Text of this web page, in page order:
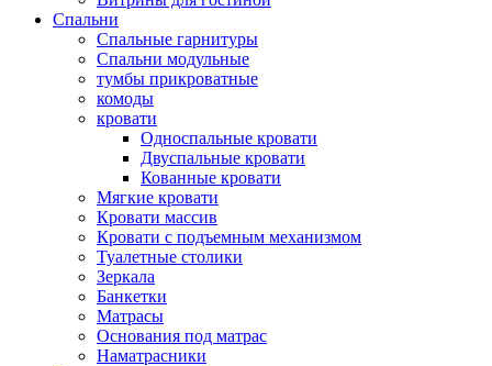
Спальни
Спальные гарнитуры
Спальни модульные
тумбы прикроватные
комоды
кровати
Односпальные кровати
Двуспальные кровати
Кованные кровати
Мягкие кровати
Кровати массив
Кровати с подъемным механизмом
Туалетные столики
Зеркала
Банкетки
Матрасы
Основания под матрас
Наматрасники